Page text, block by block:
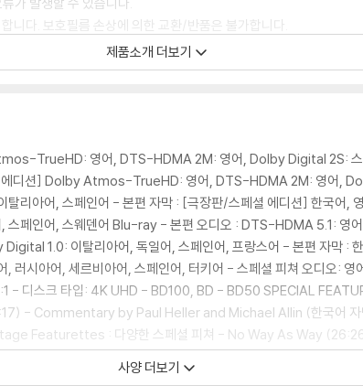
니다. 보호필름 손상에 의한 교환/반품은 불가합니다.
톤박스 손상에 의한 교환/반품은 불가합니다.
시 불량 확인을 위해 개봉 시의 동영상을 요청할 수 있으며, 동영
품/교환이 불가하니 최신 소프트웨어로 업데이트된 DVD/BD 전
니다. 디스크를 마른 천으로 닦으시거나, DVD 클리너 등 전용 제품
디스크도 재생이 불가능한 경우가 있습니다. 독립형 전용 플레이
드립니다.
않은 경우가 있으며, 상품의 불량이 아닙니다. 단, 재생에 이상이
봉 시의 동영상을 요청할 수 있으며, 동영상이 없는 경우 교환/반
여 고객센터에 문의 바랍니다.
제품소개 더보기
TrueHD: 영어, DTS-HDMA 2M: 영어, Dolby Digital 2S:
에디션] Dolby Atmos-TrueHD: 영어, DTS-HDMA 2M: 영어,
리아어, 스페인어 - 본편 자막 : [극장판/스페셜 에디션] 한국어,
, 스페인어, 스웨덴어 Blu-ray - 본편 오디오 : DTS-HDMA 5.1:
1.0: 이탈리아어, 독일어, 스페인어, 프랑스어 - 본편 자막 :
러시아어, 세르비아어, 스페인어, 터키어 - 스페셜 피쳐 오디오:
- 디스크 타입: 4K UHD - BD100, BD - BD50 SPECIAL
- Commentary by Paul Heller and Michael Allin (한국어 자
Featurettes : 다양한 스페셜 피쳐 - No Way As Way
Lee (19:00) - Blood and Steel: THe Making of Enter
Love and Kung Fu (00:43) - Linda Lee Caldwell
사양 더보기